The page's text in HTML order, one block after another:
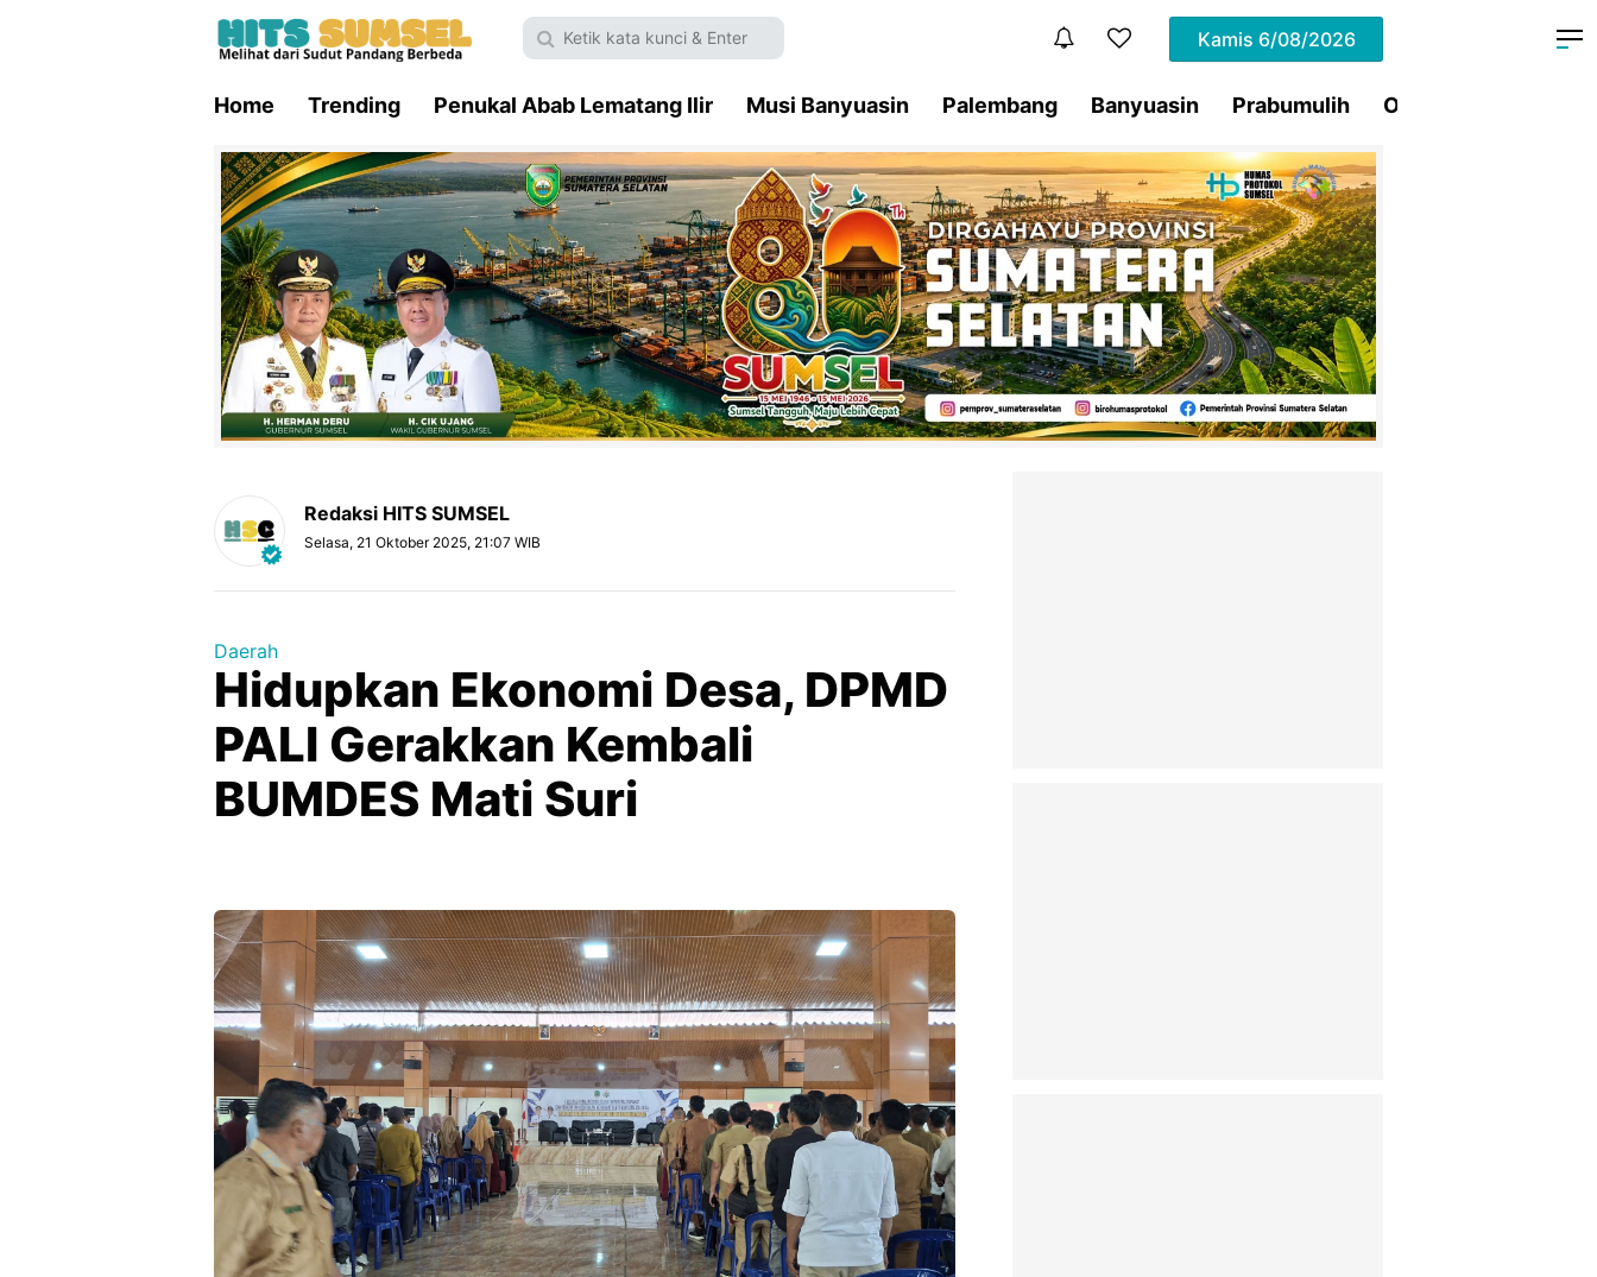
Kamis 6/08/2026
Home Trending Penukal Abab Lematang Ilir Musi Banyuasin Palembang Banyuasin Prabumulih Ogan Ilir
Redaksi HITS SUMSEL
Selasa, 21 Oktober 2025, 21:07 WIB
Daerah
Hidupkan Ekonomi Desa, DPMD
PALI Gerakkan Kembali
BUMDES Mati Suri